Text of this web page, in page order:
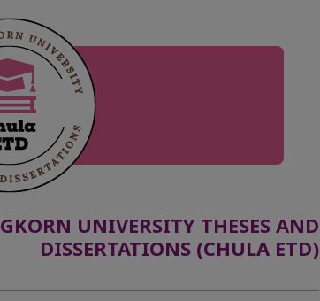
UNIVERSITY THESES AND
DISSERTATIONS (CHULA ETD)